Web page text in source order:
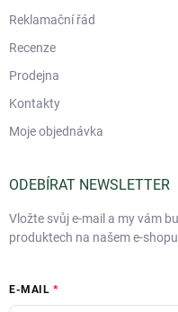
Reklamační řád
Recenze
Prodejna
Kontakty
Moje objednávka
ODEBÍRAT NEWSLETTER
Vložte svůj e-mail a my vám
produktech na našem e-
E-MAIL